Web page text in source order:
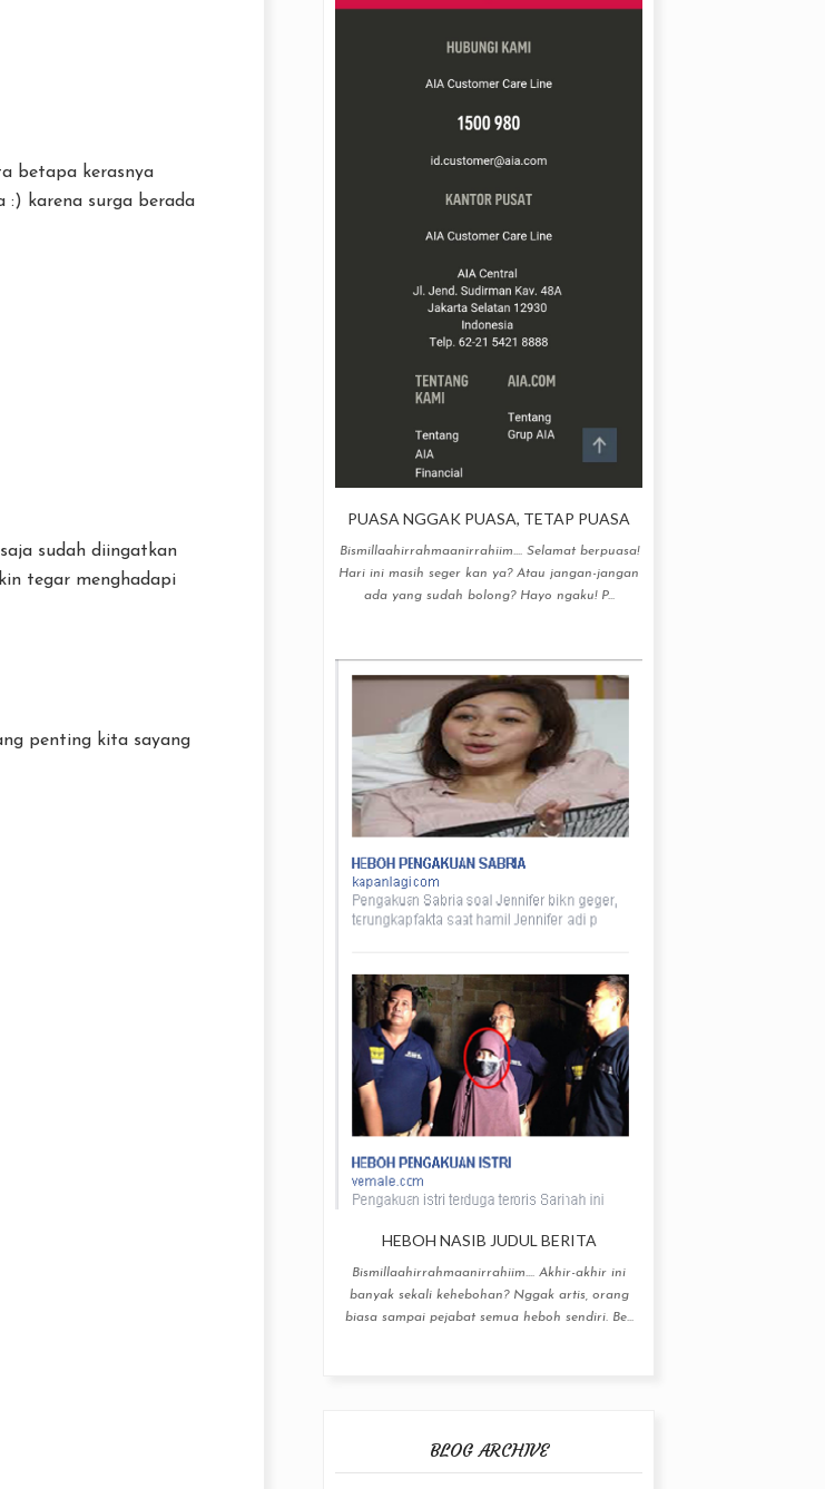
betapa kerasnya
:) karena surga berada
sudah diingatkan
tegar menghadapi
penting kita sayang
PUASA NGGAK PUASA, TETAP PUASA
Bismillaahirrahmaanirrahiim.... Selamat berpuasa!
Hari ini masih seger kan ya? Atau jangan-jangan
ada yang sudah bolong? Hayo ngaku! P...
HEBOH NASIB JUDUL BERITA
Bismillaahirrahmaanirrahiim.... Akhir-akhir ini
banyak sekali kehebohan? Nggak artis, orang
biasa sampai pejabat semua heboh sendiri. Be...
BLOG ARCHIVE